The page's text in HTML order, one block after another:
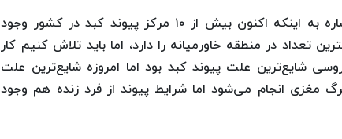
رییس انجمن مطالعات کبدی ایران همچنین با اشاره به اینکه اکنون بیش از ۱۰ مرکز پیوند کبد در کشور وجود
تعداد در منطقه خاورمیانه را دارد، اما باید تلاش کنیم کار
شایع‌ترین علت پیوند کبد بود اما امروزه شایع‌ترین علت
مغزی انجام می‌شود اما شرایط پیوند از فرد زنده هم وجود